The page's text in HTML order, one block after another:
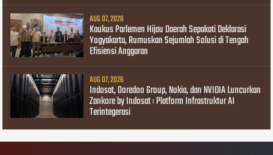
AUG 07, 2026
Kaukus Parlemen Hijau Daerah Sepakati Deklarasi
Yogyakarta, Rumuskan Sejumlah Solusi di Tengah
Efisiensi Anggaran
AUG 07, 2026
Indosat, Ooredoo Group, Nokia, dan NVIDIA Luncurkan
Zankore by Indosat : Platform Infrastruktur AI
Terintegerasi